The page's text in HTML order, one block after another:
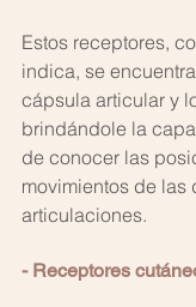
Estos receptores,
indica, se
cápsula articular y
brindándole la
de conocer las
movimientos de las
articulaciones.
- Receptores